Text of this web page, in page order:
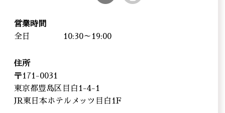
営業時間
全日
10:30～19:00
住所
〒171-0031
東京都豊島区目白1-4-1
JR東日本ホテルメッツ目白1F